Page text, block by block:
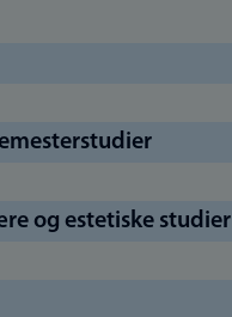
og estetiske studier